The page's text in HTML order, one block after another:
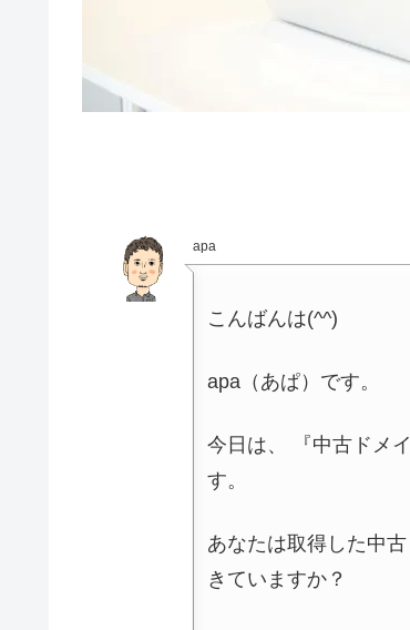
apa
こんばんは(^^)
apa（あぱ）です。
今日は、 『中古ドメ
す。
あなたは取得した中
きていますか？